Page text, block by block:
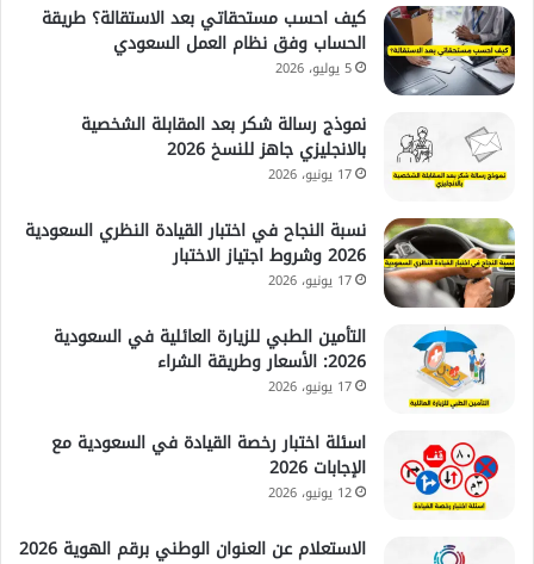
كيف احسب مستحقاتي بعد الاستقالة؟ طريقة
الحساب وفق نظام العمل السعودي
5 يوليو، 2026
نموذج رسالة شكر بعد المقابلة الشخصية
بالانجليزي جاهز للنسخ 2026
17 يونيو، 2026
نسبة النجاح في اختبار القيادة النظري السعودية
2026 وشروط اجتياز الاختبار
17 يونيو، 2026
التأمين الطبي للزيارة العائلية في السعودية
2026: الأسعار وطريقة الشراء
17 يونيو، 2026
اسئلة اختبار رخصة القيادة في السعودية مع
الإجابات 2026
12 يونيو، 2026
الاستعلام عن العنوان الوطني برقم الهوية 2026